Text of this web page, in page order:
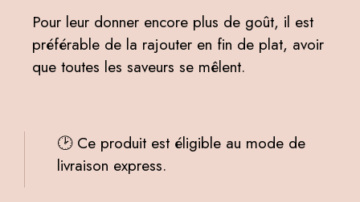
Pour leur donner encore plus de goût, il est
préférable de la rajouter en fin de plat, avoir
que toutes les saveurs se mêlent.
🕑 Ce produit est éligible au mode de
livraison express.